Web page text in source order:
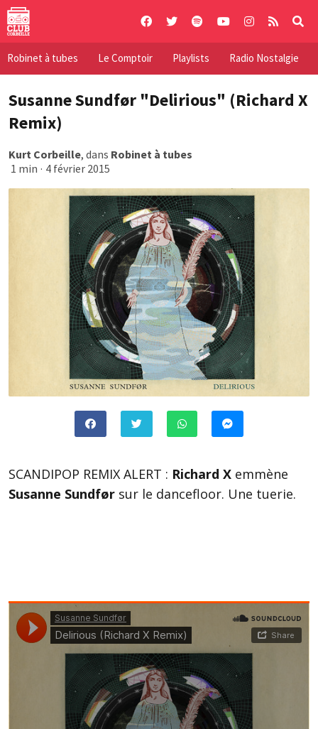
Skip
content
Robinet à tubes Le Comptoir Playlists Radio Nostalgie
Susanne Sundfør "Delirious" (Richard X
Remix)
Kurt Corbeille, dans Robinet à tubes
1 min · 4 février 2015
SCANDIPOP REMIX ALERT : Richard X emmène
Susanne Sundfør sur le dancefloor. Une tuerie.